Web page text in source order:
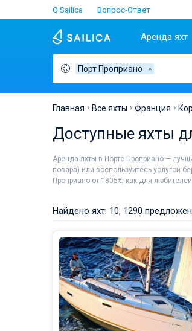
О Sailica Вопрос-Ответ
Аренда яхт
страны
Греция
Италия
Испания
Франция
Британские
острова
Багамы
Хорватия
Дубровник
Сплит
Чартер
Порт Проприано
Главная Все яхты Франция
Доступные яхты
Аренда яхты в Порте Проприано —
повара) или воспользуйтесь услугой
Проприано от 1805€, как для
Найдено яхт: 10, 1290